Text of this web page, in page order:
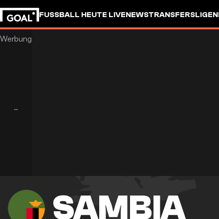
FUSSBALL HEUTE LIVENEWSTRANSFERSLIGEN
SAMBIA